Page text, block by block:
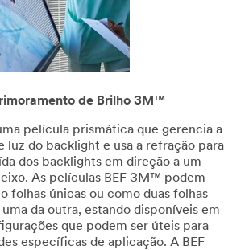
de Brilho 3M™
película prismática que gerencia a
luz do backlight e usa a refração para
dos backlights em direção a um
As películas BEF 3M™ podem
folhas únicas ou como duas folhas
da outra, estando disponíveis em
que podem ser úteis para
específicas de aplicação. A BEF